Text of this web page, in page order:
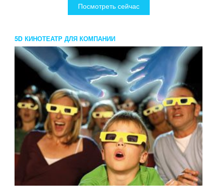
Посмотреть сейчас
5D КИНОТЕАТР ДЛЯ КОМПАНИИ